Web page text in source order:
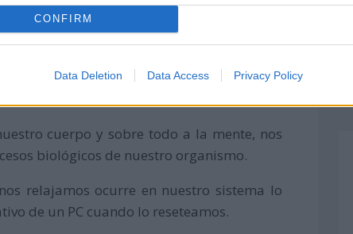
CONFIRM
Data Deletion Data Access Privacy Policy
mundo se le dedique todo un día a la
cuerpo y sobre todo a la mente, nos
biológicos de nuestro organismo.
relajamos ocurre en nuestro sistema lo
de un PC cuando lo reseteamos.